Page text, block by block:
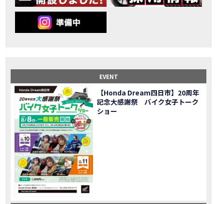
MOVIE こんなことある？！CB1000Fでツーリングイベントに参戦したのだが・・
【新車】CB1000Fで11時間ツーリングした素直なレビュー【モトブログ】Honda CB
MOVIE 【事故寸前】200kmレッカー、そしてさらなる原因が判明し、修理代が膨れ上がった結果
MOVIE 2025X-ADV 最高の旅バイクで街乗りも最適！ADVが20台でツーリングしました｜Honda ADV160
NEW BIKENEWS CB1000F販売中！！
MOVIE 【バイク女子】ごめんなさい。大切なツーリングでやらかしてしまった…
MOVIE 【バイク女子】下道444kmぶっ通しで走った結果がヤバかった
MOVIE 【バイク女子】最安！三重→東京〇〇〇円で行けちゃった
MOVIE 新型スーパーカブ110レビュー！C125 CT125で女子ツーリング 最高！Honda Super Cub(JA59)
MOVIE 【世界一の燃費Super cub】給油せずにどこまで行けるかやってみたら大変なことになりました
MOVIE 【バイク女子の挑戦】世界一の最強バイクでついにやります。
MOVIE 【バイク女子】この動画を見たらイライラするかもしれません。ごめんなさい。
MOVIE 【バイク用ドラレコ】センサーで感知！駐車場でバイクの周りを…
おめでたい人生初バイク納車！スタッフがまさかの対応…
EVENT
【Honda Dream四日市】20周年
記念大感謝祭 バイク女子トーク
ショー